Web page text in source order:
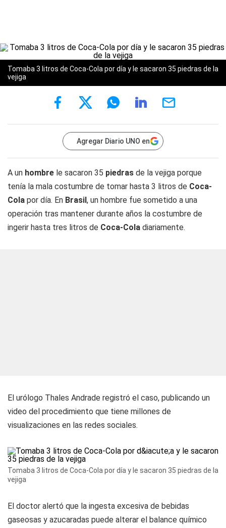
Tomaba 3 litros de Coca-Cola por día y le sacaron 35 piedras de la
vejiga
Agregar Diario UNO en
A un hombre le sacaron 35 piedras de la vejiga porque
tenía la mala costumbre de tomar hasta 3 litros de Coca-
Cola por día. En Brasil, un hombre fue sometido a una
operación tras mantener durante años la costumbre de
ingerir hasta tres litros de Coca-Cola diariamente.
El urólogo Thales Andrade registró el caso, publicando un
video del procedimiento que tiene millones de
visualizaciones en las redes sociales.
Tomaba 3 litros de Coca-Cola por día y le sacaron 35 piedras de la
vejiga
El doctor alertó que la ingesta excesiva de bebidas
gaseosas y azucaradas puede alterar el balance químico